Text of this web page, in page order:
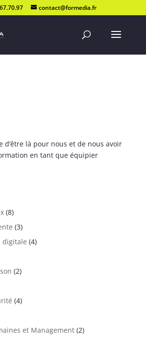
contact@formedia.fr
d’être là pour nous et de nous avoir
en tant que équipier
(8)
(3)
digitale (4)
(2)
(4)
et Management(2)